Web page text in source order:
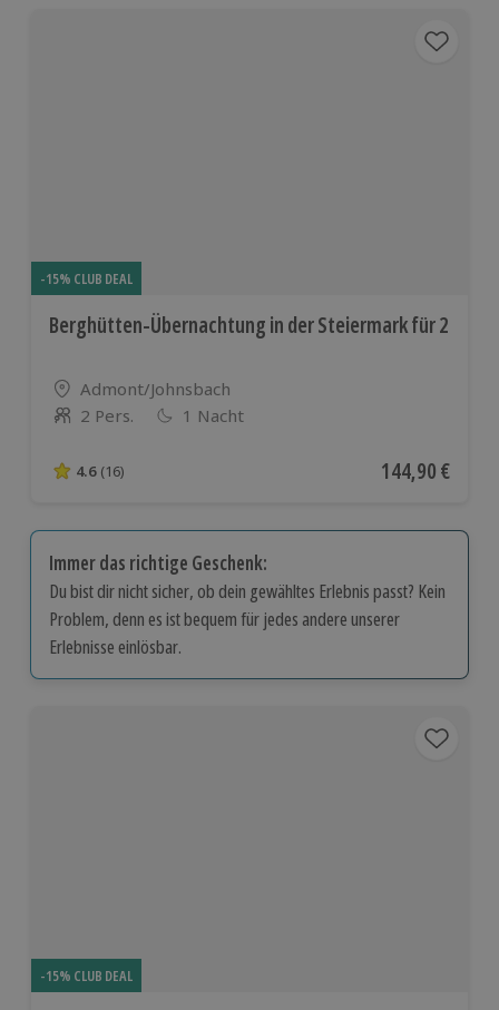
-15% CLUB DEAL
Berghütten-Übernachtung in der Steiermark für 2
Standort
Admont/Johnsbach
Anzahl der Teilnehmer
2 Pers. 1 Nacht
4.6 von 5 Sternen basierend auf 16 Bewertungen
4.6 (16) Aktueller Preis
144,90 €
Immer das richtige Geschenk:
Du bist dir nicht sicher, ob dein gewähltes Erlebnis passt? Kein
Problem, denn es ist bequem für jedes andere unserer
Erlebnisse einlösbar.
-15% CLUB DEAL